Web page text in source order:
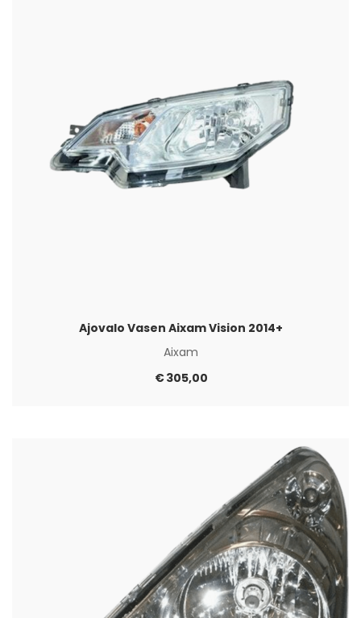
Ajovalo Vasen Aixam Vision 2014+
Aixam
€305,00